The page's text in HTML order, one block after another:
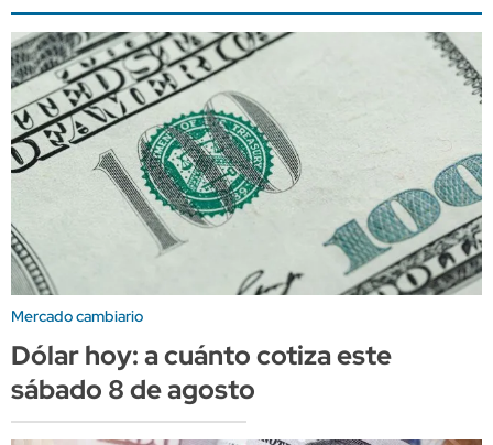
Mercado cambiario
Dólar hoy: a cuánto cotiza este
sábado 8 de agosto